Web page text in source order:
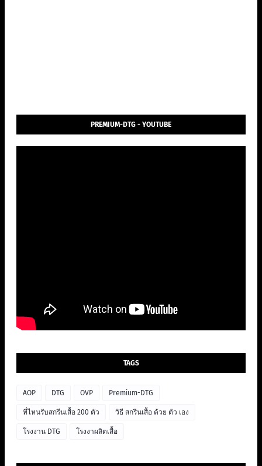
PREMIUM-DTG - YOUTUBE
TAGS
AOP DTG OVP Premium-DTG
ที่ไหนรับสกรีนเสื้อ 200 ตัว วิธี สกรีนเสื้อ ด้วย ตัว เอง
โรงงาน DTG โรงงาผลิตเสื้อ